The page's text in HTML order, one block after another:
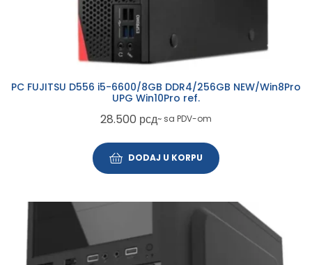
PC FUJITSU D556 i5-6600/8GB DDR4/256GB NEW/Win8Pro
UPG Win10Pro ref.
28.500 рсд~ sa PDV-om
DODAJ U KORPU